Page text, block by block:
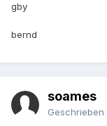
gby
bernd
soames
Geschrieben